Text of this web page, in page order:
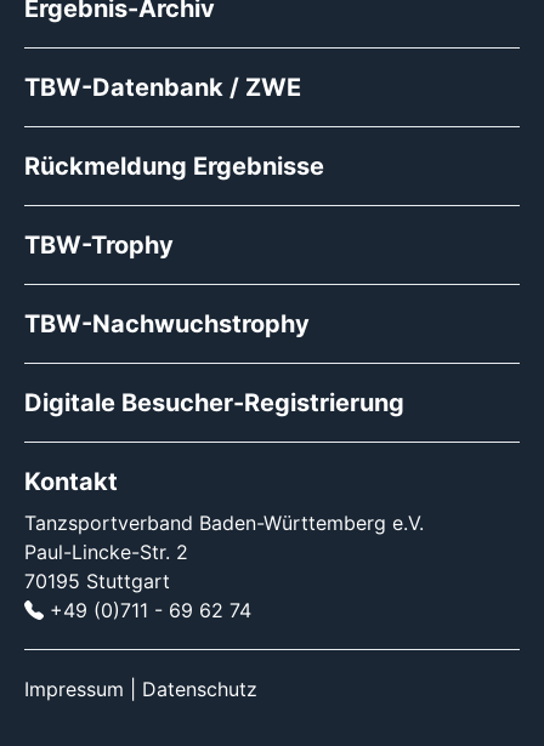
Ergebnis-Archiv
TBW-Datenbank / ZWE
Rückmeldung Ergebnisse
TBW-Trophy
TBW-Nachwuchstrophy
Digitale Besucher-Registrierung
Kontakt
Tanzsportverband Baden-Württemberg e.V.
Paul-Lincke-Str. 2
70195 Stuttgart
+49 (0)711 - 69 62 74
Impressum Datenschutz